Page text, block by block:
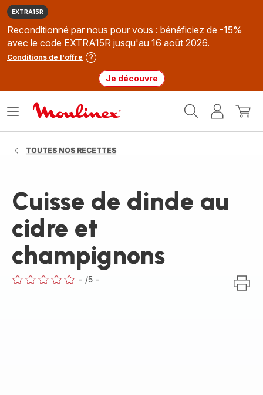
EXTRA15R
Reconditionné par nous pour vous : bénéficiez de -15%
avec le code EXTRA15R jusqu'au 16 août 2026.
Conditions de l'offre
Je découvre
MonMon
Ouvrir
TOUTES NOS RECETTES
Cuisse de dinde au
cidre et
champignons
- /5 -